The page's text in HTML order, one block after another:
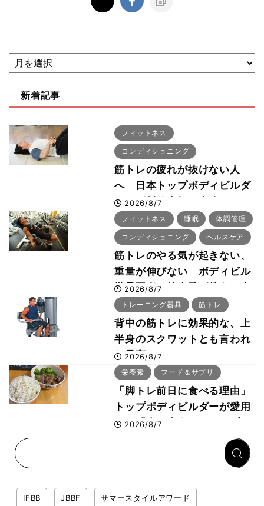
新着記事
フィットネス
コンディショニング
筋トレの疲れが抜けない人
へ 日本トップボディビルダ
ー・刈川啓志郎が実践する
「回復習慣」
2026/8/7
フィットネス 睡眠 体調管理
コンディショニング ヘルスケア
筋トレのやる気が起きない、
重量が伸びない ボディビル
世界王者・鈴木雅が教える食
事・睡眠・呼吸の整え方
2026/8/7
トレーニング器具 筋トレ
背中の筋トレに効果的な、上
半身のスクワットとも言われ
た最高マシン“ノーチラス・
プルオーバーマシン”とは？
2026/8/7
栄養素 フード＆サプリ
「脚トレ前日に食べる理由」
トップボディビルダーが愛用
する「米＋牛肉」のシンプル
回復メシとは？
2026/8/7
IFBB JBBF サマースタイルアワード